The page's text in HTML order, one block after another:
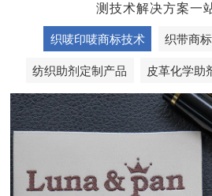
测技术解决方案一
织唛印唛商标技术 织带商
纺织助剂定制产品 皮革化学助